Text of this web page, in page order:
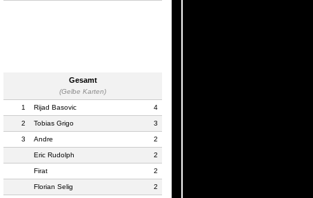
Gesamt
(Gelbe Karten)
1 Rijad Basovic 4
2 Tobias Grigo 3
3 Andre 2
Eric Rudolph 2
Firat 2
Florian Selig 2